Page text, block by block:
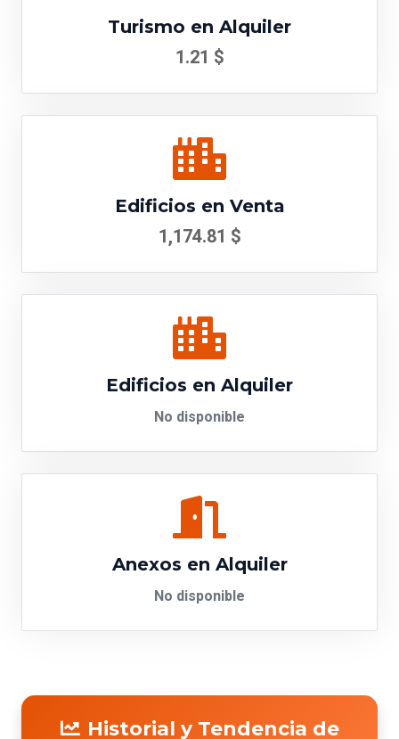
Turismo en Alquiler
1.21 $
Edificios en Venta
1,174.81 $
Edificios en Alquiler
No disponible
Anexos en Alquiler
No disponible
Historial y Tendencia de